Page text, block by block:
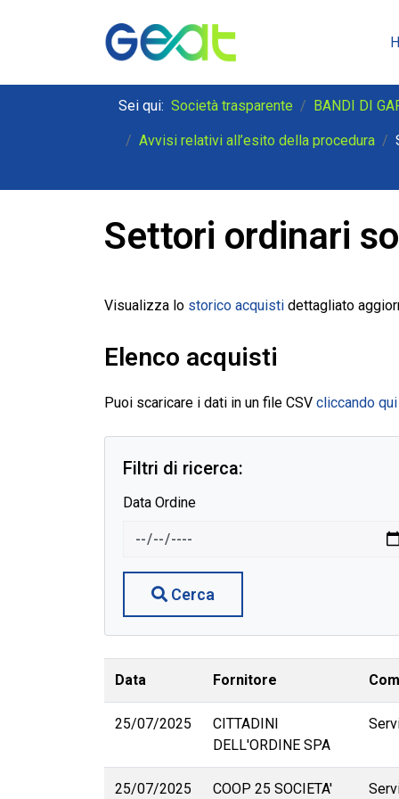
Sei qui: Società trasparente BANDI DI
Avvisi relativi all’esito della procedura
Settori ordinari
Visualizza lo storico acquisti dettagliato
Elenco acquisti
Puoi scaricare i dati in un file CSV cliccando qui
Filtri di ricerca:
Data Ordine
Cerca
Data Fornitore
25/07/2025
CITTADINI
DELL'ORDINE SPA
25/07/2025 COOP 25 SOCIETA'